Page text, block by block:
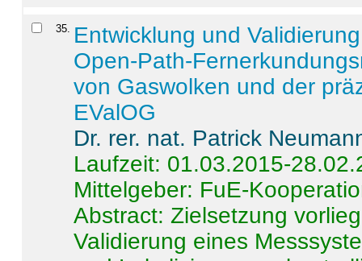
35. Entwicklung und
Open-Path-
von Gaswolken und der
EValOG
Dr. rer. nat. Patrick
Laufzeit: 01.03.2015-
Mittelgeber: FuE-
Abstract:Zielsetzung
Validierung eines